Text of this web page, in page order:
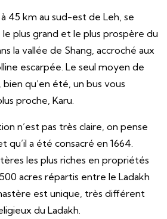
45 km au sud-est de Leh, se
plus grand et le plus prospère du
la vallée de Shang, accroché aux
escarpée. Le seul moyen de
qu’en été, un bus vous
proche, Karu.
n’est pas très claire, on pense
qu’il a été consacré en 1664.
les plus riches en propriétés
acres répartis entre le Ladakh
est unique, très différent
du Ladakh.